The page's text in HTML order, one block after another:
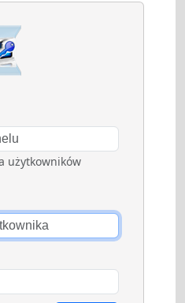
użytkowników